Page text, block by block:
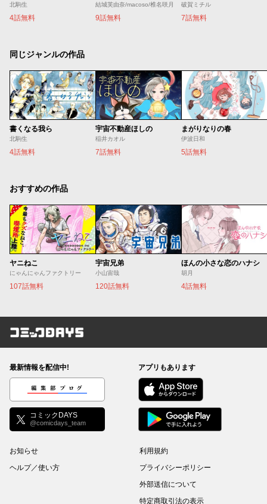
北駒生
4話無料
結城芙由奈/macoso/椎名咲月
9話無料
破賀ミチル
7話無料
同じジャンルの作品
書くなる我ら
北駒生
4話無料
宇宙不動産ほしの
稲井カオル
7話無料
まがりなりの春
伊波日和
5話無料
おすすめの作品
ヤニねこ
にゃんにゃんファクトリー
107話無料
宇宙兄弟
小山宙哉
120話無料
ほんの小さな恋のハナシ
胡月
4話無料
コミックDAYS
最新情報を配信中!
編集部ブログ
コミックDAYS
@comicdays_team
アプリもあります
お知らせ
ヘルプ／使い方
利用規約
プライバシーポリシー
外部送信について
特定商取引法の表示